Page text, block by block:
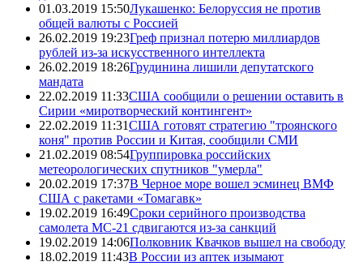
01.03.2019 15:50Лукашенко: Белоруссия не против
общей валюты с Россией
26.02.2019 19:23Греф признал потерю миллиардов
рублей из-за искусственного интеллекта
26.02.2019 18:26Грудинина лишили депутатского
мандата
22.02.2019 11:33США сообщили о решении оставить в
Сирии «миротворческий контингент»
22.02.2019 11:31США готовят стратегию "троянского
коня" против России и Китая, сообщили СМИ
21.02.2019 08:54Группировка российских
метеорологических спутников "умерла"
20.02.2019 17:37В Черное море вошел эсминец ВМФ
США с ракетами «Томагавк»
19.02.2019 16:49Сроки серийного производства
самолета МС-21 сдвигаются из-за санкций
19.02.2019 14:06Полковник Квачков вышел на свободу
18.02.2019 11:43В России из аптек изымают